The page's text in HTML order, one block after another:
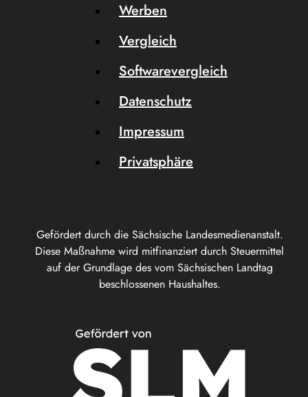
Gefördert durch die Sächsische Landesmedienanstalt.
Diese Maßnahme wird mitfinanziert durch Steuermittel
auf der Grundlage des vom Sächsischen Landtag
beschlossenen Haushaltes.
Werben
Vergleich
Softwarevergleich
Datenschutz
Impressum
Privatsphäre